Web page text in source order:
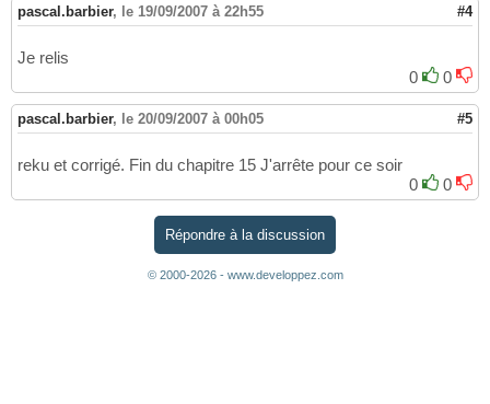
pascal.barbier, le 19/09/2007 à 22h55 #4
Je relis
0
0
pascal.barbier, le 20/09/2007 à 00h05 #5
reku et corrigé. Fin du chapitre 15 J'arrête pour ce soir
0
0
Répondre à la discussion
© 2000-2026 - www.developpez.com